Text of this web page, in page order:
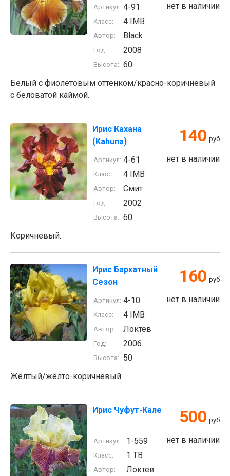
нет в наличии
Артикул: 4-91
Класс: 4 IMB
Автор: Black
Год: 2008
Высота: 60
Белый с фиолетовым оттенком/красно-коричневый
с беловатой каймой.
Ирис Кахана
(Kahuna)
140 руб
нет в наличии
Артикул: 4-61
Класс: 4 IMB
Автор: Смит
Год: 2002
Высота: 60
Коричневый.
Ирис Бархатный
Сезон
160 руб
нет в наличии
Артикул: 4-10
Класс: 4 IMB
Автор: Локтев
Год: 2006
Высота:
50
Жёлтый/жёлто-коричневый.
Ирис Чуфут-Кале 500 руб
нет в наличии
Артикул: 1-559
Класс: 1 TB
Автор: Локтев